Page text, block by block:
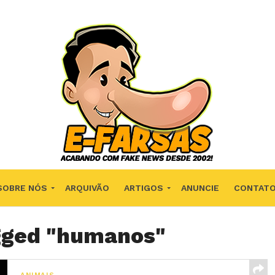
NÓS ARQUIVÃO ARTIGOS ANUNCIE CONTATO
"humanos"